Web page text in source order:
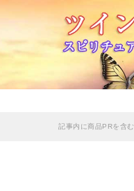
記事内に商品PRを含